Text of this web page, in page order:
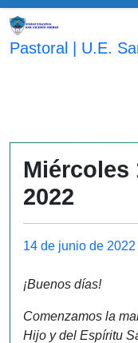
Saltar
contenido
Pastoral | U.E.
Miércoles
2022
Publicado
14 de junio de 2022
¡Buenos días!
Comenzamos la
Hijo y del Espíritu